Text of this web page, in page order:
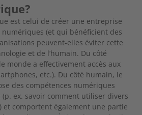
est celui de créer une entreprise
(et qui bénéficient des
peuvent-elles éviter cette
et de l’humain. Du côté
monde a effectivement accès aux
etc.). Du côté humain, le
des compétences numériques
ex. savoir comment utiliser divers
et comportent également une partie